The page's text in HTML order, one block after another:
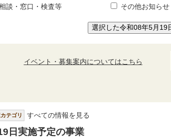
談・窓口・検査等
その他お知らせ
選択した令和08年5月19
イベント・募集案内についてはこちら
テゴリ すべての情報を見る
日実施予定の事業